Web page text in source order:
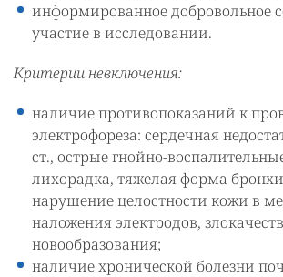
информированное добровольное
участие в исследовании.
Критерии невключения:
наличие противопоказаний к
электрофореза: сердечная
ст., острые гнойно-
лихорадка, тяжелая форма
нарушение целостности кожи в
наложения электродов,
новообразования;
наличие хронической болезни